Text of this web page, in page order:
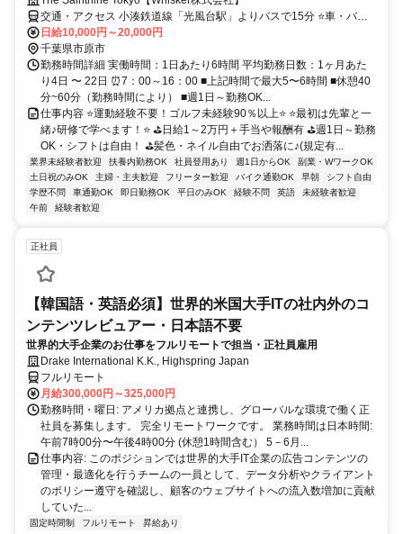
交通・アクセス 小湊鉄道線「光風台駅」よりバスで15分 ⭐車・バイ
ク・自転車通勤OK【交通費規定支給】
日給10,000円～20,000円
千葉県市原市
勤務時間詳細 実働時間：1日あたり6時間 平均勤務日数：1ヶ月あた
り4日 〜 22日 ⏰7：00～16：00 ■上記時間で最大5〜6時間 ■休憩40
分~60分（勤務時間により） ■週1日～勤務OK...
仕事内容 ⭐運動経験不要！ゴルフ未経験90％以上⭐ ⭐最初は先輩と一
緒♪研修で学べます！⭐ ⛳日給1～2万円＋手当や報酬有 ⛳週1日～勤務
OK・シフトは自由！ ⛳髪色・ネイル自由でお洒落に♪(規定有...
業界未経験者歓迎 扶養内勤務OK 社員登用あり 週1日からOK
副業・WワークOK
土日祝のみOK
主婦・主夫歓迎 フリーター歓迎 バイク通勤OK 早朝
シフト自由
学歴不問
車通勤OK 即日勤務OK 平日のみOK 経験不問 英語
未経験者歓迎
午前
経験者歓迎
正社員
【韓国語・英語必須】世界的米国大手ITの社内外のコ
ンテンツレビュアー・日本語不要
世界的大手企業のお仕事をフルリモートで担当・正社員雇用
Drake International K.K., Highspring Japan
フルリモート
月給300,000円～325,000円
勤務時間・曜日: アメリカ拠点と連携し、グローバルな環境で働く正
社員を募集します。 完全リモートワークです。 業務時間は日本時間:
午前7時00分〜午後4時00分 (休憩1時間含む） 5－6月...
仕事内容: このポジションでは世界的大手IT企業の広告コンテンツの
管理・最適化を行うチームの一員として、データ分析やクライアント
のポリシー遵守を確認し、顧客のウェブサイトへの流入数増加に貢献
していた...
固定時間制 フルリモート 昇給あり